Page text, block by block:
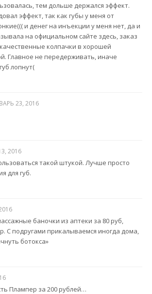
тем дольше держался эффект.
эффект, так как губы у меня от
и денег на инъекции у меня нет, да и
на официальном сайте здесь, заказ
колпачки в хорошей
Главное не передерживать, иначе
лопнут(
23, 2016
2016
такой штукой. Лучше просто
для губ.
баночки из аптеки за 80 руб,
С подругами прикалываемся иногда дома,
ботокса»
Плампер за 200 рублей…